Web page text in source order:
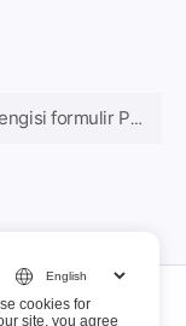
Cara mengisi formulir PDF
cookies for
site, you agree